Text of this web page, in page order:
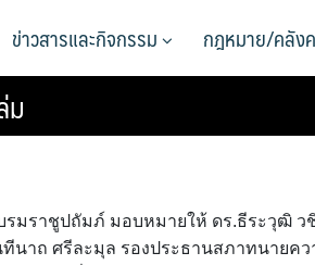
ข่าวสารและกิจกรรม กฎหมาย/คลัง
ม
รมราชูปถัมภ์ มอบหมายให้ ดร.ธีระวุฒิ ว
นาถ ศรีละมุล รองประธานสภาทนายคว